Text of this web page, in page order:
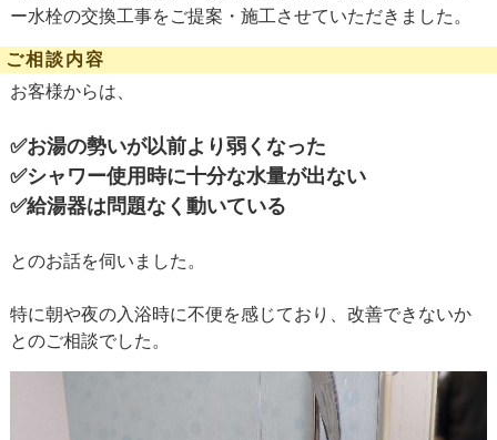
ー水栓の交換工事をご提案・施工させていただきました。
ご相談内容
お客様からは、
✅お湯の勢いが以前より弱くなった
✅シャワー使用時に十分な水量が出ない
✅給湯器は問題なく動いている
とのお話を伺いました。
特に朝や夜の入浴時に不便を感じており、改善できないか
とのご相談でした。